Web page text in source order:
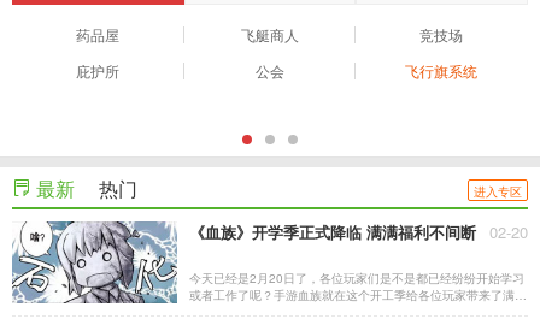
药品屋 飞艇商人
竞技场
庇护所
公会 飞行旗系统
最新 热门 进入专区
《血族》开学季正式降临 满满福利不间断 02-20
今天已经是2月20日了，各位玩家们是不是都已经纷纷开始学习
或者工作了呢？手游血族就在这个开工季给各位玩家带来了满满